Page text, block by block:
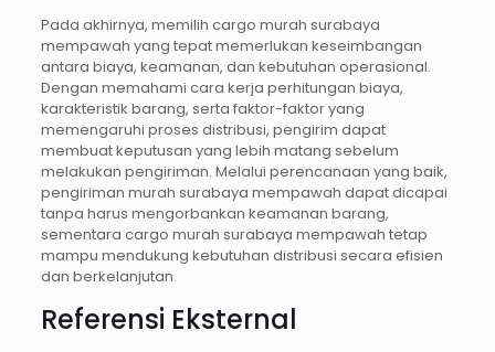
Pada akhirnya, memilih cargo murah surabaya
mempawah yang tepat memerlukan keseimbangan
antara biaya, keamanan, dan kebutuhan operasional.
Dengan memahami cara kerja perhitungan biaya,
karakteristik barang, serta faktor-faktor yang
memengaruhi proses distribusi, pengirim dapat
membuat keputusan yang lebih matang sebelum
melakukan pengiriman. Melalui perencanaan yang baik,
pengiriman murah surabaya mempawah dapat dicapai
tanpa harus mengorbankan keamanan barang,
sementara cargo murah surabaya mempawah tetap
mampu mendukung kebutuhan distribusi secara efisien
dan berkelanjutan.
Referensi Eksternal